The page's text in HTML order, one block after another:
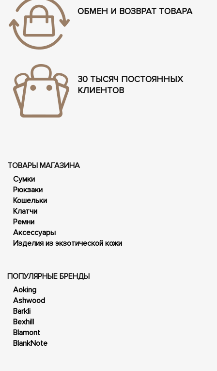
ОБМЕН И ВОЗВРАТ ТОВАРА
30 ТЫСЯЧ ПОСТОЯННЫХ
КЛИЕНТОВ
ТОВАРЫ МАГАЗИНА
Сумки
Рюкзаки
Кошельки
Клатчи
Ремни
Аксессуары
Изделия из экзотической кожи
ПОПУЛЯРНЫЕ БРЕНДЫ
Aoking
Ashwood
Barkli
Bexhill
Blamont
BlankNote